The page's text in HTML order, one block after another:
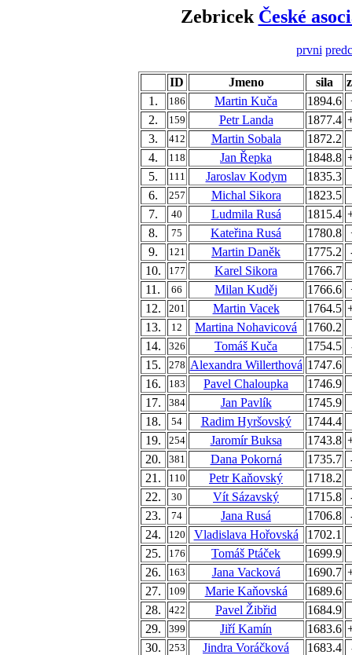
Zebricek České
prvni
ID Jmeno sila
1.
186 Martin Kuča 1894.6
2.
159 Petr Landa 1877.4
3.
412 Martin Sobala
1872.2
4.
118 Jan Řepka 1848.8
5.
111 Jaroslav Kodym
1835.3
6.
257 Michal Sikora
1823.5
7.
40 Ludmila Rusá 1815.4
8.
75 Kateřina Rusá 1780.8
9.
121 Martin Daněk 1775.2
10.
177 Karel Sikora
1766.7
11.
66 Milan Kuděj 1766.6
12.
201 Martin Vacek 1764.5
13.
12 Martina Nohavicová
1760.2
14.
326 Tomáš Kuča 1754.5
15.
278 Alexandra Willerthová 1747.6
16.
183 Pavel Chaloupka
1746.9
17.
384 Jan Pavlík
1745.9
18.
54 Radim Hyršovský
1744.4
19.
254 Jaromír Buksa 1743.8
20.
381 Dana Pokorná 1735.7
21.
110 Petr Kaňovský
1718.2
22.
30 Vít Sázavský 1715.8
23.
74 Jana Rusá 1706.8
24.
120 Vladislava Hořovská
1702.1
25.
176 Tomáš Ptáček
1699.9
26.
163 Jana Vacková 1690.7
27.
109 Marie Kaňovská
1689.6
28.
422 Pavel Žibřid
1684.9
29.
399 Jiří Kamín 1683.6
30.
253 Jindra Voráčková 1683.4